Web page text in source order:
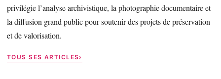
privilégie l’analyse archivistique, la photographie documentaire et
la diffusion grand public pour soutenir des projets de préservation
et de valorisation.
TOUS SES ARTICLES